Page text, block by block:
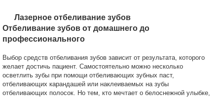
Лазерное отбеливание зубов
Отбеливание зубов от домашнего до
профессионального
Выбор средств отбеливания зубов зависит от результата, которого
желает достичь пациент. Самостоятельно можно несколько
осветлить зубы при помощи отбеливающих зубных паст,
отбеливающих карандашей или наклеиваемых на зубы
отбеливающих полосок. Но тем, кто мечтает о белоснежной улыбке,